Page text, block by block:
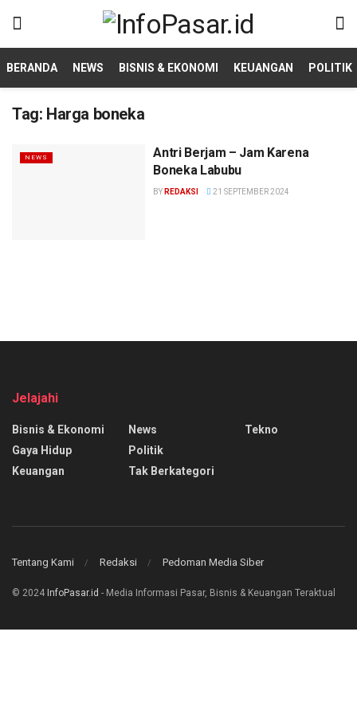
BERANDA NEWS BISNIS & EKONOMI KEUANGAN POLITIK
Tag: Harga boneka
NEWS
Antri Berjam – Jam Karena
Boneka Labubu
BY REDAKSI 21 SEPTEMBER 2024
Jelajahi
Bisnis & Ekonomi
Gaya Hidup
Keuangan
News
Politik
Tak Berkategori
Tekno
Tentang Kami Redaksi Pedoman Media Siber
© 2024 InfoPasar.id - Media Informasi Pasar, Bisnis & Keuangan Teraktual